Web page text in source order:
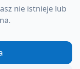
nie istnieje lub